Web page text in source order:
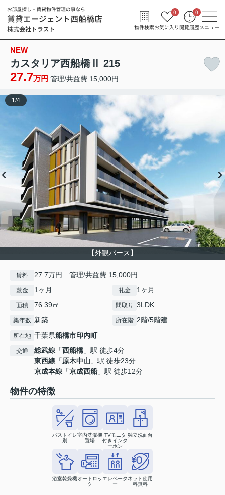
物件検索お気に入り
0
閲覧履歴
0
メニュー
NEW
カスタリア西船橋Ⅱ 215
27.7万円 管理/共益費 15,000円
【外観パース】
1/4
賃料 27.7万円 管理/共益費 15,000円
敷金 1ヶ月 礼金 1ヶ月
面積 76.39㎡ 間取り 3LDK
築年数 新築 所在階 2階/5階建
所在地 千葉県船橋市印内町
交通 総武線 「西船橋 」駅 徒歩4分
東西線 「原木中山 」駅 徒歩23分
京成本線 「京成西船」駅 徒歩12分
物件の特徴
バストイレ
別
室内洗濯機
置場
TVモニタ
付きインタ
ーホン
独立洗面台
浴室乾燥機オートロッ
ク
エレベータ
ー
ネット使用
料無料